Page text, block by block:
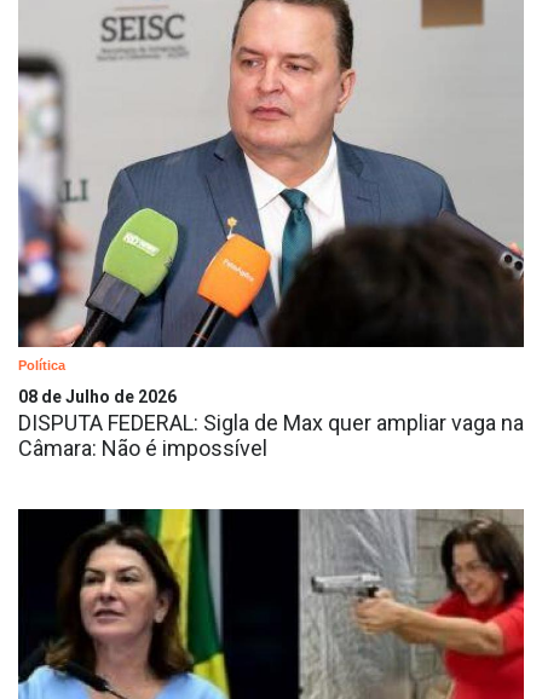
Política
08 de Julho de 2026
DISPUTA FEDERAL: Sigla de Max quer ampliar vaga na
Câmara: Não é impossível